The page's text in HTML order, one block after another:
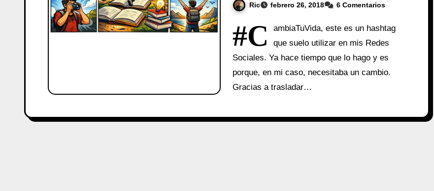
Ric febrero 26, 2018 6 Comentarios
#C
ambiaTuVida, este es un hashtag
que suelo utilizar en mis Redes
Sociales. Ya hace tiempo que lo hago y es
porque, en mi caso, necesitaba un cambio.
Gracias a trasladar…